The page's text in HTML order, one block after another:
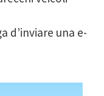
d’inviare una e-